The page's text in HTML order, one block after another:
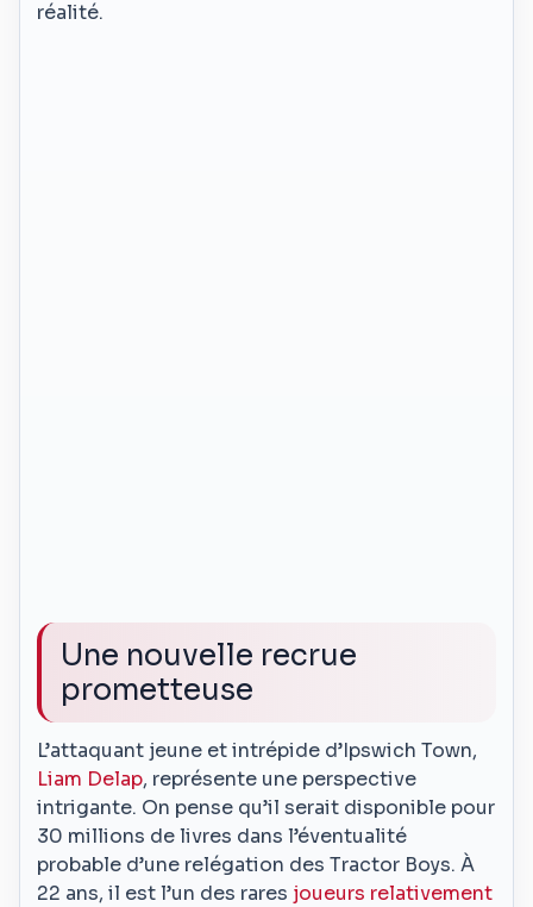
réalité.
Une nouvelle recrue
prometteuse
L’attaquant jeune et intrépide d’Ipswich Town,
Liam Delap, représente une perspective
intrigante. On pense qu’il serait disponible pour
30 millions de livres dans l’éventualité
probable d’une relégation des Tractor Boys. À
22 ans, il est l’un des rares joueurs relativement